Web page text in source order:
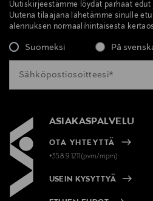
Uutiskirjeestämme löydät parhaat
Uutena tilaajana lähetämme sinulle
alennuksen normaalihintaisesta
Suomeksi På
ASIAKASPALVELU
OTA YHTEYTTÄ
+358 9 1211(pvm/mpm)
USEIN KYSYTTYÄ